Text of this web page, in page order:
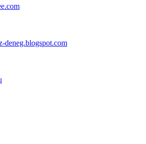
deneg.blogspot.com